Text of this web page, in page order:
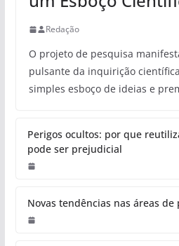
Redação
O projeto de pesquisa
pulsante da inquirição
simples esboço de ideias e
Perigos ocultos: por que
pode ser prejudicial
Novas tendências nas áreas